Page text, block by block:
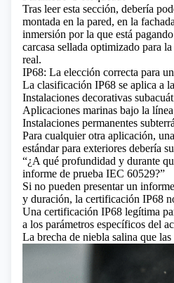
Tras leer esta sección, debería
montada en la pared, en la
inmersión por la que está
carcasa sellada optimizado para
real.
IP68: La elección correcta para
La clasificación IP68 se aplica a
Instalaciones decorativas
Aplicaciones marinas bajo la
Instalaciones permanentes
Para cualquier otra aplicación,
estándar para exteriores debería
“¿A qué profundidad y durante
informe de prueba IEC 60529?”
Si no pueden presentar un
y duración, la certificación IP68
Una certificación IP68 legítima
a los parámetros específicos del
La brecha de niebla salina que